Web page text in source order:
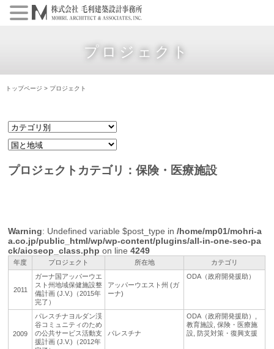
プロジェクト
トップページ > プロジェクト
プロジェクトカテゴリ：保険・医療施設